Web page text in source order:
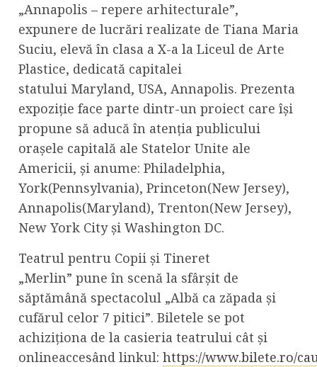
„Annapolis – repere arhitecturale”,
expunere de lucrări realizate de Tiana Maria
Suciu, elevă în clasa a X-a la Liceul de Arte
Plastice, dedicată capitalei
statului Maryland, USA, Annapolis. Prezenta
expoziție face parte dintr-un proiect care își
propune să aducă în atenția publicului
orașele capitală ale Statelor Unite ale
Americii, și anume: Philadelphia,
York(Pennsylvania), Princeton(New Jersey),
Annapolis(Maryland), Trenton(New Jersey),
New York City și Washington DC.
Teatrul pentru Copii și Tineret
„Merlin” pune în scenă la sfârșit de
săptămână spectacolul „Albă ca zăpada și
cufărul celor 7 pitici”. Biletele se pot
achiziționa de la casieria teatrului cât și
onlineaccesând linkul: https://www.bilete.ro/